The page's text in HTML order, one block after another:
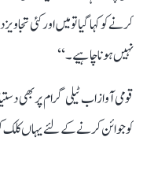
کرنے کو کہا گیا تو میں اور کئی
نہیں ہونا چاہیے۔‘‘
قومی آواز اب ٹیلی گرام پر
کو جوائن کرنے کے لئے یہاں